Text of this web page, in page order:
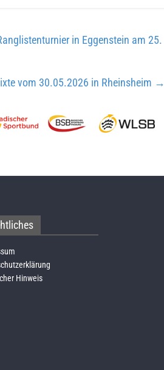
in Eggenstein am 25.
vom 30.05.2026 in Rheinsheim →
Hinweis